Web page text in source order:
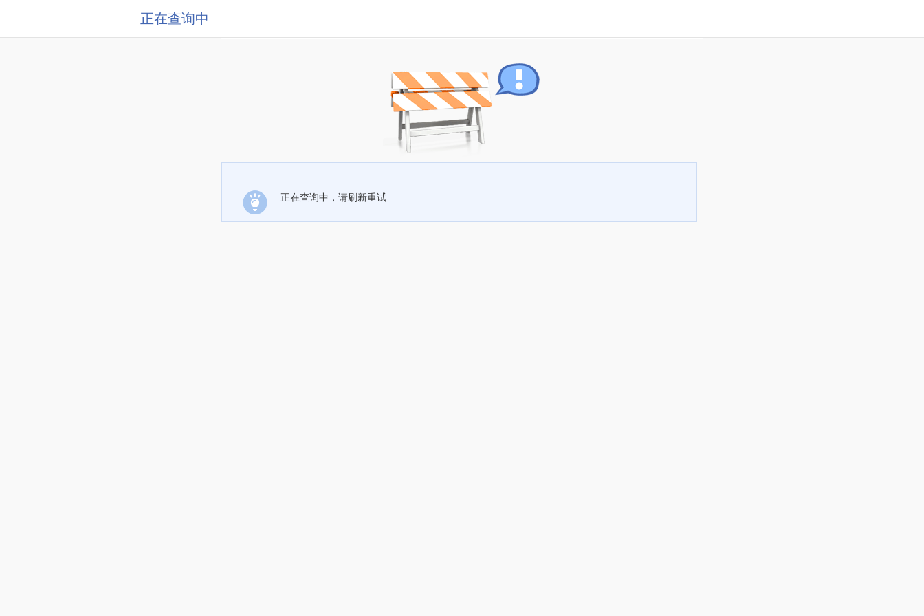
正在查询中
正在查询中，请刷新重试